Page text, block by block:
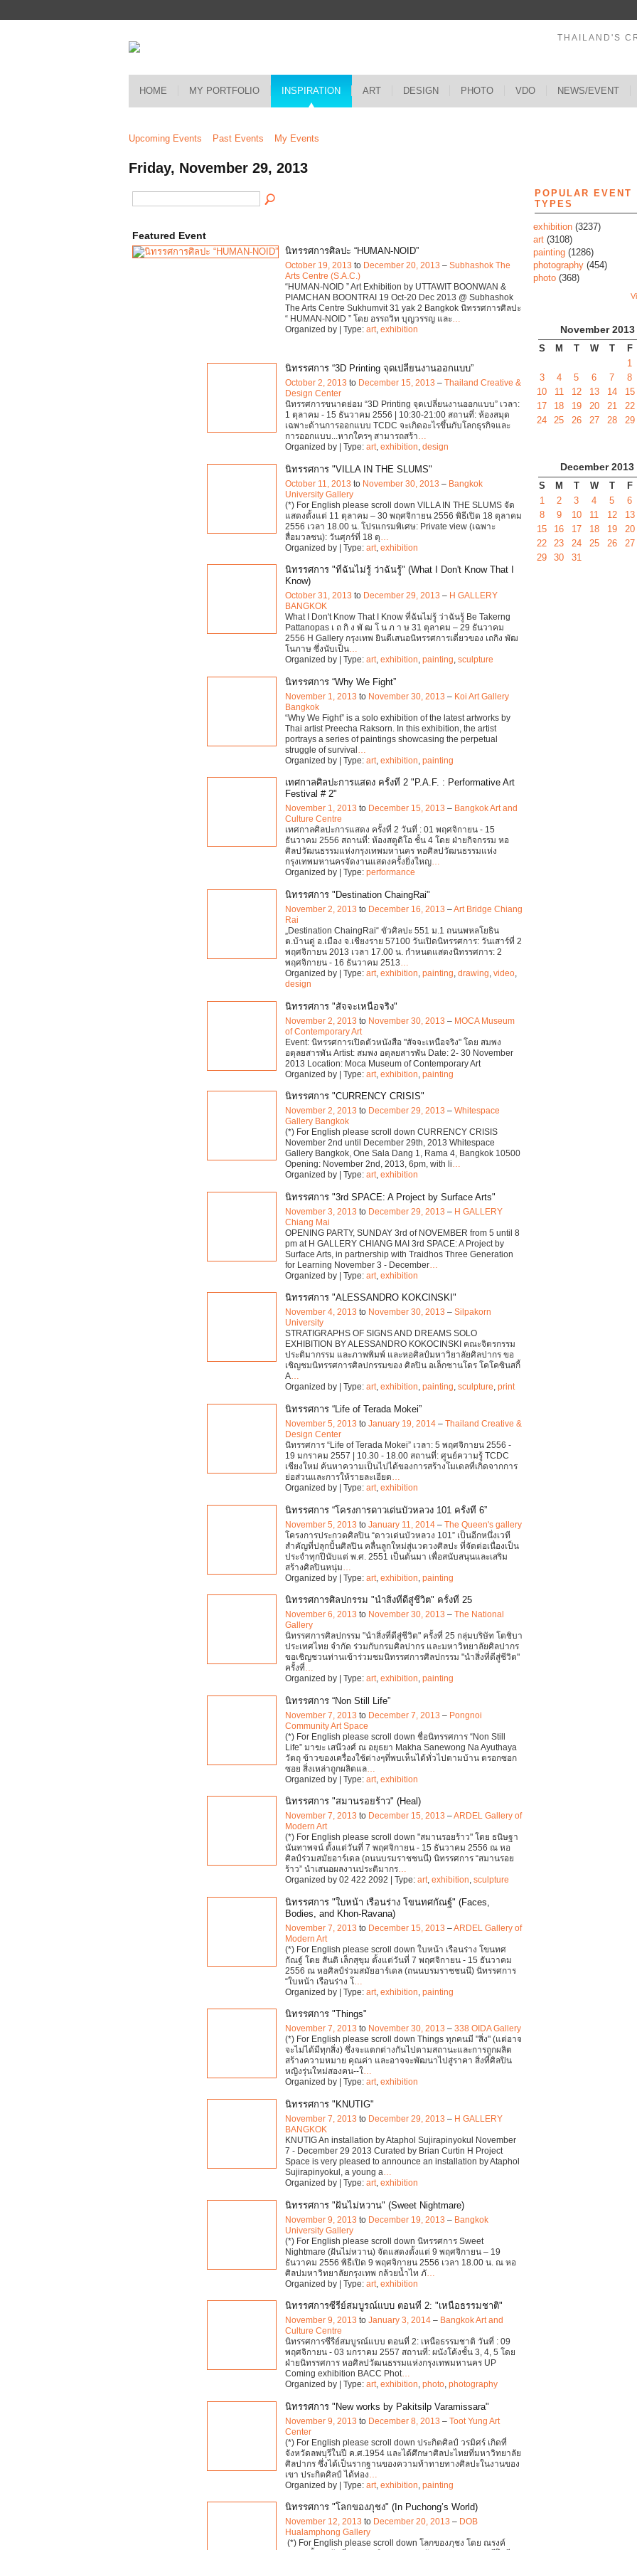
THAILAND'S
HOME MY PORTFOLIO INSPIRATION ART DESIGN PHOTO VDO NEWS/EVENT
Upcoming Events Past Events My Events
Friday, November 29, 2013
Featured Event
นิทรรศการศิลปะ “HUMAN-NOID”
October 19, 2013 to December 20, 2013 – Subhashok The
Arts Centre (S.A.C.)
“HUMAN-NOID ” Art Exhibition by UTTAWIT BOONWAN &
PIAMCHAN BOONTRAI 19 Oct-20 Dec 2013 @ Subhashok
The Arts Centre Sukhumvit 31 yak 2 Bangkok นิทรรศการศิลปะ
“ HUMAN-NOID ” โดย อรรถวิท บุญวรรญ และ
Organized by | Type: art exhibition
นิทรรศการ “3D Printing จุดเปลี่ยนงานออกแบบ”
October 2, 2013 to December 15, 2013 – Thailand Creative &
Design Center
นิทรรศการขนาดย่อม “3D Printing จุดเปลี่ยนงานออกแบบ” เวลา:
1 ตุลาคม - 15 ธันวาคม 2556 | 10:30-21:00 สถานที่: ห้องสมุด
เฉพาะด้านการออกแบบ TCDC จะเกิดอะไรขึ้นกับโลกธุรกิจและ
การออกแบบ...หากใครๆ สามารถสร้า…
Organized by | Type: art, exhibition, design
นิทรรศการ "VILLA IN THE SLUMS"
October 11, 2013 to November 30, 2013 – Bangkok
University Gallery
(*) For English please scroll down VILLA IN THE SLUMS จัด
แสดงตั้งแต่ 11 ตุลาคม – 30 พฤศจิกายน 2556 พิธีเปิด 18 ตุลาคม
2556 เวลา 18.00 น. โปรแกรมพิเศษ: Private view (เฉพาะ
สื่อมวลชน): วันศุกร์ที่ 18 ตุ
Organized by | Type: art exhibition
นิทรรศการ "ที่ฉันไม่รู้ ว่าฉันรู้" (What I Don't Know That I
Know)
October 31, 2013 to December 29, 2013 – H GALLERY
BANGKOK
What I Don't Know That I Know ที่ฉันไม่รู้ ว่าฉันรู้ Be Takerng
Pattanopas เ ถ กิ ง พั ฒ โ น ภ า ษ 31 ตุลาคม – 29 ธันวาคม
2556 H Gallery กรุงเทพ ยินดีเสนอนิทรรศการเดี่ยวของ เถกิง พัฒ
โนภาษ ซึ่งนับเป็น…
Organized by | Type: art, exhibition, painting, sculpture
นิทรรศการ “Why We Fight”
November 1, 2013 to November 30, 2013 – Koi Art Gallery
Bangkok
“Why We Fight” is a solo exhibition of the latest artworks by
Thai artist Preecha Raksorn. In this exhibition, the artist
portrays a series of paintings showcasing the perpetual
struggle of survival…
Organized by | Type: art, exhibition, painting
เทศกาลศิลปะการแสดง ครั้งที่ 2 "P.A.F. : Performative Art
Festival # 2"
November 1, 2013 to December 15, 2013 – Bangkok Art and
Culture Centre
เทศกาลศิลปะการแสดง ครั้งที่ 2 วันที่ : 01 พฤศจิกายน - 15
ธันวาคม 2556 สถานที่: ห้องสตูดิโอ ชั้น 4 โดย ฝ่ายกิจกรรม หอ
ศิลปวัฒนธรรมแห่งกรุงเทพมหานคร หอศิลปวัฒนธรรมแห่ง
กรุงเทพมหานครจัดงานแสดงครั้งยิ่งใหญ…
Organized by | Type: performance
นิทรรศการ "Destination ChaingRai"
November 2, 2013 to December 16, 2013 –Art Bridge Chiang
Rai
„Destination ChaingRai“ ขัวศิลปะ 551 ม.1 ถนนพหลโยธิน
ต.บ้านดู่ อ.เมือง จ.เชียงราย 57100 วันเปิดนิทรรศการ: วันเสาร์ที่ 2
พฤศจิกายน 2013 เวลา 17.00 น. กำหนดแสดงนิทรรศการ: 2
พฤศจิกายน - 16 ธันวาคม 2513…
Organized by | Type: art, exhibition, painting, drawing, video,
design
นิทรรศการ "สัจจะเหนือจริง"
November 2, 2013 to November 30, 2013 – MOCA Museum
of Contemporary Art
Event: นิทรรศการเปิดตัวหนังสือ "สัจจะเหนือจริง" โดย สมพง
อดุลยสารพัน Artist: สมพง อดุลยสารพัน Date: 2- 30 November
2013 Location: Moca Museum of Contemporary Art
Organized by | Type: art exhibition painting
นิทรรศการ "CURRENCY CRISIS"
November 2, 2013 to December 29, 2013 – Whitespace
Gallery Bangkok
(*) For English please scroll down CURRENCY CRISIS
November 2nd until December 29th, 2013 Whitespace
Gallery Bangkok, One Sala Dang 1, Rama 4, Bangkok 10500
Opening: November 2nd, 2013, 6pm, with li…
Organized by | Type: art, exhibition
นิทรรศการ "3rd SPACE: A Project by Surface Arts"
November 3, 2013 to December 29, 2013 – H GALLERY
Chiang Mai
OPENING PARTY, SUNDAY 3rd of NOVEMBER from 5 until 8
pm at H GALLERY CHIANG MAI 3rd SPACE: A Project by
Surface Arts, in partnership with Traidhos Three Generation
for Learning November 3 - December
Organized by | Type: art exhibition
นิทรรศการ "ALESSANDRO KOKCINSKI"
November 4, 2013 to November 30, 2013 – Silpakorn
University
STRATIGRAPHS OF SIGNS AND DREAMS SOLO
EXHIBITION BY ALESSANDRO KOKOCINSKI คณะจิตรกรรม
ประติมากรรม และภาพพิมพ์ และหอศิลป์มหาวิยาลัยศิลปากร ขอ
เชิญชมนิทรรศการศิลปกรรมของ ศิลปิน อเล็กซานโดร โคโคซินสกี้
A…
Organized by | Type: art, exhibition, painting, sculpture, print
นิทรรศการ “Life of Terada Mokei”
November 5, 2013 to January 19, 2014 – Thailand Creative &
Design Center
นิทรรศการ “Life of Terada Mokei” เวลา: 5 พฤศจิกายน 2556 -
19 มกราคม 2557 | 10.30 - 18.00 สถานที่: ศูนย์ความรู้ TCDC
เชียงใหม่ ค้นหาความเป็นไปได้ของการสร้างโมเดลที่เกิดจากการ
ย่อส่วนและการให้รายละเอียด…
Organized by | Type: art, exhibition
นิทรรศการ “โครงการดาวเด่นบัวหลวง 101 ครั้งที่ 6”
November 5, 2013 to January 11, 2014 – The Queen's gallery
โครงการประกวดศิลปิน “ดาวเด่นบัวหลวง 101” เป็นอีกหนึ่งเวที
สำคัญที่ปลุกปั้นศิลปิน คลื่นลูกใหม่สู่แวดวงศิลปะ ที่จัดต่อเนื่องเป็น
ประจำทุกปีนับแต่ พ.ศ. 2551 เป็นต้นมา เพื่อสนับสนุนและเสริม
สร้างศิลปินหนุ่ม
Organized by | Type: art exhibition painting
นิทรรศการศิลปกรรม "นำสิ่งที่ดีสู่ชีวิต" ครั้งที่ 25
November 6, 2013 to November 30, 2013 – The National
Gallery
นิทรรศการศิลปกรรม "นำสิ่งที่ดีสู่ชีวิต" ครั้งที่ 25 กลุ่มบริษัท โตชิบา
ประเทศไทย จำกัด ร่วมกับกรมศิลปากร และมหาวิทยาลัยศิลปากร
ขอเชิญชวนท่านเข้าร่วมชมนิทรรศการศิลปกรรม "นำสิ่งที่ดีสู่ชีวิต"
ครั้งที่…
Organized by | Type: art, exhibition, painting
นิทรรศการ “Non Still Life”
November 7, 2013 to December 7, 2013 – Pongnoi
Community Art Space
(*) For English please scroll down ชื่อนิทรรศการ “Non Still
Life” มาฆะ เสนีวงศ์ ณ อยุธยา Makha Sanewong Na Ayuthaya
วัตถุ ข้าวของเครื่องใช้ต่างๆที่พบเห็นได้ทั่วไปตามบ้าน ตรอกซอก
ซอย สิ่งเหล่าถูกผลิตแล
Organized by | Type: art exhibition
นิทรรศการ "สมานรอยร้าว" (Heal)
November 7, 2013 to December 15, 2013 –ARDEL Gallery of
Modern Art
(*) For English please scroll down "สมานรอยร้าว" โดย ธนิษฐา
นันทาพจน์ ตั้งแต่วันที่ 7 พฤศจิกายน - 15 ธันวาคม 2556 ณ หอ
ศิลป์ร่วมสมัยอาร์เดล (ถนนบรมราชชนนี) นิทรรศการ “สมานรอย
ร้าว” นำเสนอผลงานประติมากร…
Organized by 02 422 2092 | Type: art, exhibition, sculpture
นิทรรศการ "ใบหน้า เรือนร่าง โขนทศกัณฐ์" (Faces,
Bodies, and Khon-Ravana)
November 7, 2013 to December 15, 2013 –ARDEL Gallery of
Modern Art
(*) For English please scroll down ใบหน้า เรือนร่าง โขนทศ
กัณฐ์ โดย สันติ เล็กสุขุม ตั้งแต่วันที่ 7 พฤศจิกายน - 15 ธันวาคม
2556 ณ หอศิลป์ร่วมสมัยอาร์เดล (ถนนบรมราชชนนี) นิทรรศการ
“ใบหน้า เรือนร่าง โ…
Organized by | Type: art, exhibition, painting
นิทรรศการ "Things"
November 7, 2013 to November 30, 2013 – 338 OIDA Gallery
(*) For English please scroll down Things ทุกคนมี "สิ่ง" (แต่อาจ
จะไม่ได้มีทุกสิ่ง) ซึ่งจะแตกต่างกันไปตามสถานะและการถูกผลิต
สร้างความหมาย คุณค่า และอาจจะพัฒนาไปสู่ราคา สิ่งที่ศิลปิน
หญิงรุ่นใหม่สองคน--ใ…
Organized by | Type: art, exhibition
นิทรรศการ "KNUTIG"
November 7, 2013 to December 29, 2013 – H GALLERY
BANGKOK
KNUTIG An installation by Ataphol Sujirapinyokul November
7 - December 29 2013 Curated by Brian Curtin H Project
Space is very pleased to announce an installation by Ataphol
Sujirapinyokul, a young a…
Organized by | Type: art, exhibition
นิทรรศการ "ฝันไม่หวาน" (Sweet Nightmare)
November 9, 2013 to December 19, 2013 – Bangkok
University Gallery
(*) For English please scroll down นิทรรศการ Sweet
Nightmare (ฝันไม่หวาน) จัดแสดงตั้งแต่ 9 พฤศจิกายน – 19
ธันวาคม 2556 พิธีเปิด 9 พฤศจิกายน 2556 เวลา 18.00 น. ณ หอ
ศิลปมหาวิทยาลัยกรุงเทพ กล้วยน้ำไท ภั
Organized by | Type: art exhibition
นิทรรศการซีรีย์สมบูรณ์แบบ ตอนที่ 2: "เหนือธรรมชาติ"
November 9, 2013 to January 3, 2014 – Bangkok Art and
Culture Centre
นิทรรศการซีรีย์สมบูรณ์แบบ ตอนที่ 2: เหนือธรรมชาติ วันที่ : 09
พฤศจิกายน - 03 มกราคม 2557 สถานที่: ผนังโค้งชั้น 3, 4, 5 โดย
ฝ่ายนิทรรศการ หอศิลปวัฒนธรรมแห่งกรุงเทพมหานคร UP
Coming exhibition BACC Phot…
Organized by | Type: art, exhibition, photo, photography
นิทรรศการ "New works by Pakitsilp Varamissara"
November 9, 2013 to December 8, 2013 – Toot Yung Art
Center
(*) For English please scroll down ประกิตศิลป์ วรมิศร์ เกิดที่
จังหวัดลพบุรีในปี ค.ศ.1954 และได้ศึกษาศิลปะไทยที่มหาวิทยาลัย
ศิลปากร ซึ่งได้เป็นรากฐานของความท้าทายทางศิลปะในงานของ
เขา ประกิตศิลป์ ได้ท่อง
Organized by | Type: art exhibition painting
นิทรรศการ "โลกของภุชง" (In Puchong’s World)
November 12, 2013 to December 20, 2013 – DOB
Hualamphong Gallery
(*) For English please scroll down โลกของภุชง โดย ณรงค์
POPULAR EVENT
TYPES
exhibition (3237)
art (3108)
painting (1286)
photography (454)
photo (368)
November 2013
S M T W T F
1
3
4 5 6 7 8
10
11 12 13 14 15
17
18 19 20 21 22
24
25 26 27 28 29
December 2013
S M T W T F
1
2 3 4 5 6
8
9 10 11 12 13
15
16 17 18 19 20
22
23 24 25 26 27
29
30 31